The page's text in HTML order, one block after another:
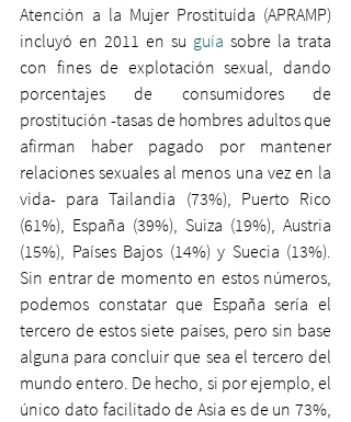
Atención a la Mujer Prostituída (APRAMP)
incluyó en 2011 en su guía sobre la trata
con fines de explotación sexual, dando
porcentajes de consumidores de
prostitución -tasas de hombres adultos que
afirman haber pagado por mantener
relaciones sexuales al menos una vez en la
vida- para Tailandia (73%), Puerto Rico
(61%), España (39%), Suiza (19%), Austria
(15%), Países Bajos (14%) y Suecia (13%).
Sin entrar de momento en estos números,
podemos constatar que España sería el
tercero de estos siete países, pero sin base
alguna para concluir que sea el tercero del
mundo entero. De hecho, si por ejemplo, el
único dato facilitado de Asia es de un 73%,